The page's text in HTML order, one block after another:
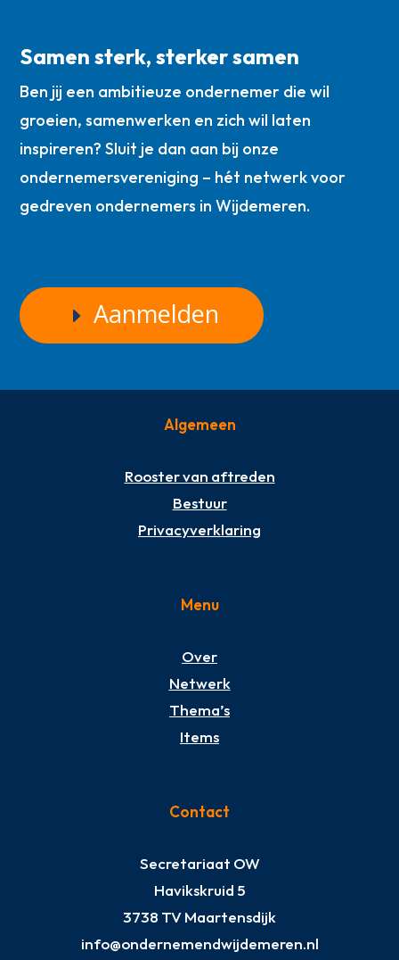
Samen sterk, sterker samen
Ben jij een ambitieuze ondernemer die wil
groeien, samenwerken en zich wil laten
inspireren? Sluit je dan aan bij onze
ondernemersvereniging – hét netwerk voor
gedreven ondernemers in Wijdemeren.
Aanmelden
Algemeen
Rooster van aftreden
Bestuur
Privacyverklaring
Menu
Over
Netwerk
Thema’s
Items
Contact
Secretariaat OW
Havikskruid 5
3738 TV Maartensdijk
info@ondernemendwijdemeren.nl